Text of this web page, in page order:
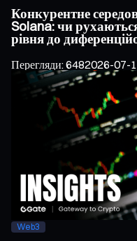
Конкурентне
Solana: чи
рівня до
Перегляди:6482026-07-
Web3